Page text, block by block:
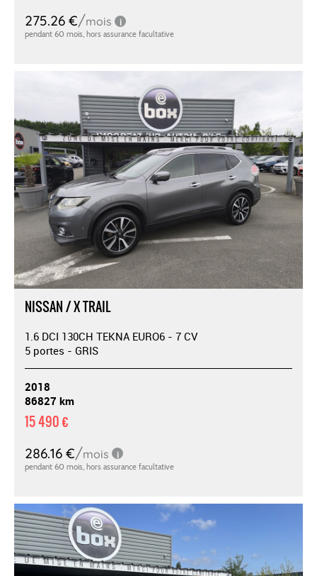
NISSAN / X TRAIL
1.6 DCI 130CH TEKNA EURO6 - 7 CV
5 portes - GRIS
2018
86827 km
15 490 €